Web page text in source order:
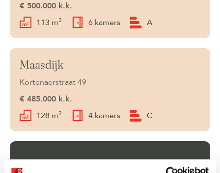
€ 500.000 k.k.
113 m2 6 kamers A
Verkocht
Maasdijk
Kortenaerstraat 49
€ 485.000 k.k.
128 m2 4 kamers C
ZOEKOPDRACHT